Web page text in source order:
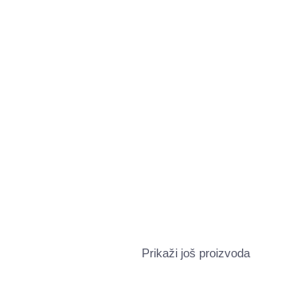
Prikaži još proizvoda